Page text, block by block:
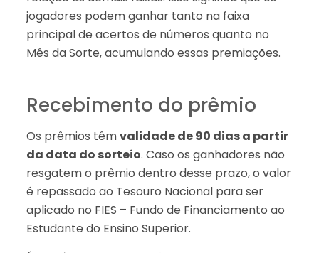
jogadores podem ganhar tanto na faixa
principal de acertos de números quanto no
Mês da Sorte, acumulando essas premiações.
Recebimento do prêmio
Os prêmios têmvalidade de 90 dias a partir
da data do sorteio. Caso os ganhadores não
resgatem o prêmio dentro desse prazo, o valor
é repassado ao Tesouro Nacional para ser
aplicado no FIES – Fundo de Financiamento ao
Estudante do Ensino Superior.